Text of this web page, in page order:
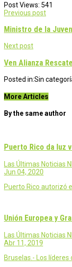
Post Views: 541
Post
navigation
Previous post
Ministro de la
Next post
Ven Alianza
Posted in:Sin
More Articles
By the same author
Puerto Rico da luz
Las Últimas Noticias
Jun 04, 2020
Puerto Rico autorizó
Unión Europea y
Las Últimas Noticias
Abr 11, 2019
Bruselas.- Los líderes